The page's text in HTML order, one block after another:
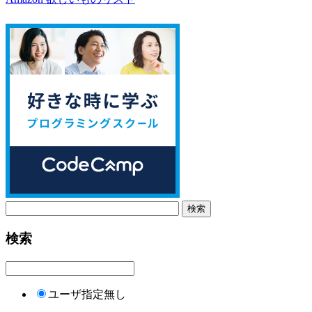
検索
ユーザ指定無し